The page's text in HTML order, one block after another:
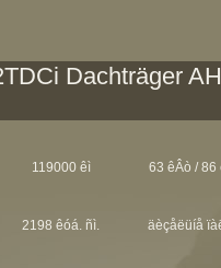
Dachträger
119000 êì 63 êÂò / 86
2198 êóá. ñì. äèçåëüíå